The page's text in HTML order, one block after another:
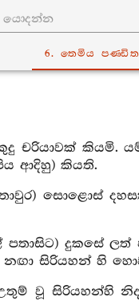
6. තෙමිය පණ‍්ඩිත
චරියාවක් කියමි.
ආදිහු) කියති.
සොළොස්
දුකසේ ලත්
සිරියහන් හි
වූ සිරියහන්හි